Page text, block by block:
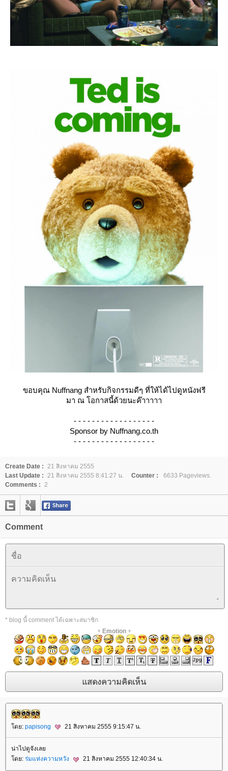
ขอบคุณ Nuffnang สำหรับกิจกรรมดีๆ ที่ให้ได้ไปดูหนังฟรี
มา ณ โอกาสนี้ด้วยนะค๊าาาาา
- - - - - - - - - - - - - - - - - -
Sponsor by Nuffnang.co.th
- - - - - - - - - - - - - - - - - -
Create Date : 21 สิงหาคม 2555
Last Update : 21 สิงหาคม 2555 8:41:27 น. Counter :
6633 Pageviews.
Comments : 2
Comment
* blog นี้ comment ได้เฉพาะสมาชิก
+ Emotion+
ดย: papisong 21 สิงหาคม 2555 9:15:47 น.
น่าไปดูจังเล
ดย: ร่มแห่งความหวัง 21 สิงหาคม 2555 12:40:34 น.